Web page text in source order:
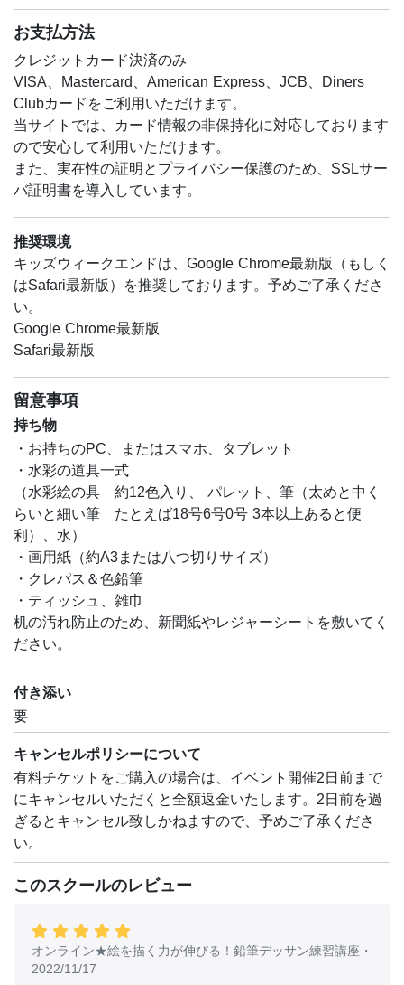
お支払方法
クレジットカード決済のみ
VISA、Mastercard、American Express、JCB、Diners
Clubカードをご利用いただけます。
当サイトでは、カード情報の非保持化に対応しております
ので安心して利用いただけます。
また、実在性の証明とプライバシー保護のため、SSLサー
バ証明書を導入しています。
推奨環境
キッズウィークエンドは、Google Chrome最新版（もしく
はSafari最新版）を推奨しております。予めご了承くださ
い。
Google Chrome最新版
Safari最新版
留意事項
持ち物
・お持ちのPC、またはスマホ、タブレット
・水彩の道具一式
（水彩絵の具 約12色入り、 パレット、筆（太めと中く
らいと細い筆 たとえば18号6号0号 3本以上あると便
利）、水）
・画用紙（約A3または八つ切りサイズ）
・クレパス＆色鉛筆
・ティッシュ、雑巾
机の汚れ防止のため、新聞紙やレジャーシートを敷いてく
ださい。
付き添い
要
キャンセルポリシーについて
有料チケットをご購入の場合は、イベント開催2日前まで
にキャンセルいただくと全額返金いたします。2日前を過
ぎるとキャンセル致しかねますので、予めご了承くださ
い。
このスクールのレビュー
オンライン★絵を描く力が伸びる！鉛筆デッサン練習講座 ・
2022/11/17